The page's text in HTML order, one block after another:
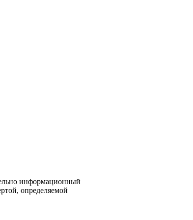
информационный
определяемой